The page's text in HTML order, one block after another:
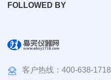
FOLLOWED BY
客户热线： 400-638-1718